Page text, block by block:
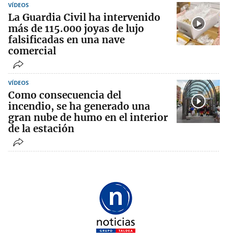
VÍDEOS
La Guardia Civil ha intervenido
más de 115.000 joyas de lujo
falsificadas en una nave
comercial
VÍDEOS
Como consecuencia del
incendio, se ha generado una
gran nube de humo en el interior
de la estación